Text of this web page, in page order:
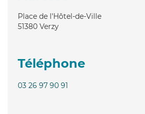
Place de l'Hôtel-de-Ville
51380 Verzy
Téléphone
03 26 97 90 91